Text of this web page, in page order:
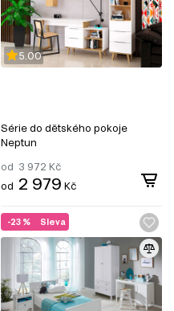
5.00
Série do dětského pokoje
Neptun
od 3 972 Kč
od 2 979 Kč
Sleva
-23 %